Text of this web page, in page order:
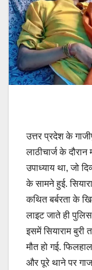
उत्तर प्रदेश के
लाठीचार्ज के दौरान
उपाध्याय था, जो
के सामने हुई.
कथित बर्बरता के
लाइट जाते ही पुलिस
इसमें सियाराम
मौत हो गई.
और पूरे थाने पर गाज